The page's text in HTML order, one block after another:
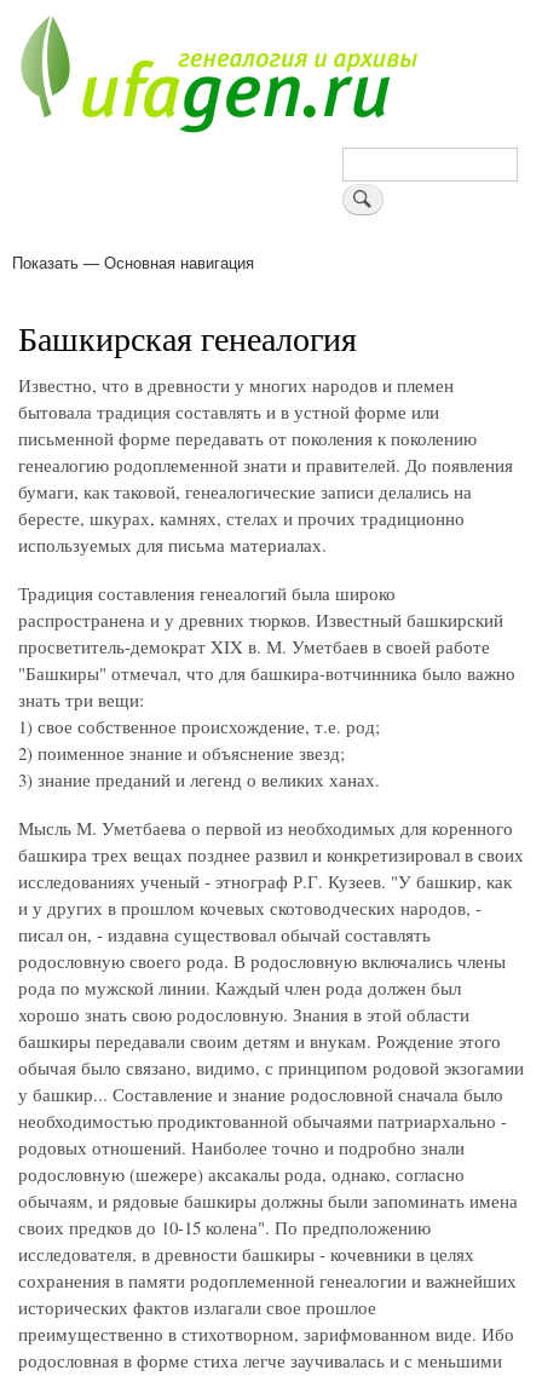
основному
содержанию
Поиск
Основная
Показать — Основная навигация
Башкирская генеалогия
Известно, что в древности у многих народов и племен
бытовала традиция составлять и в устной форме или
письменной форме передавать от поколения к поколению
генеалогию родоплеменной знати и правителей. До появления
бумаги, как таковой, генеалогические записи делались на
бересте, шкурах, камнях, стелах и прочих традиционно
используемых для письма материалах.
Традиция составления генеалогий была широко
распространена и у древних тюрков. Известный башкирский
просветитель-демократ XIX в. М. Уметбаев в своей работе
"Башкиры" отмечал, что для башкира-вотчинника было важно
знать три вещи:
1) свое собственное происхождение, т.е. род;
2) поименное знание и объяснение звезд;
3) знание преданий и легенд о великих ханах.
Мысль М. Уметбаева о первой из необходимых для коренного
башкира трех вещах позднее развил и конкретизировал в своих
исследованиях ученый - этнограф Р.Г. Кузеев. "У башкир, как
и у других в прошлом кочевых скотоводческих народов, -
писал он, - издавна существовал обычай составлять
родословную своего рода. В родословную включались члены
рода по мужской линии. Каждый член рода должен был
хорошо знать свою родословную. Знания в этой области
башкиры передавали своим детям и внукам. Рождение этого
обычая было связано, видимо, с принципом родовой экзогамии
у башкир... Составление и знание родословной сначала было
необходимостью продиктованной обычаями патриархально -
родовых отношений. Наиболее точно и подробно знали
родословную (шежере) аксакалы рода, однако, согласно
обычаям, и рядовые башкиры должны были запоминать имена
своих предков до 10-15 колена". По предположению
исследователя, в древности башкиры - кочевники в целях
сохранения в памяти родоплеменной генеалогии и важнейших
исторических фактов излагали свое прошлое
преимущественно в стихотворном, зарифмованном виде. Ибо
родословная в форме стиха легче заучивалась и с меньшими